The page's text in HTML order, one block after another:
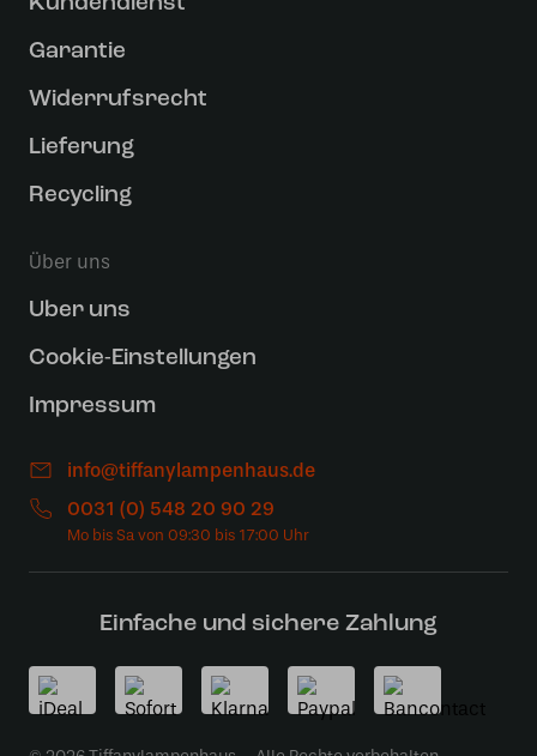
Garantie
Widerrufsrecht
Lieferung
Recycling
Über uns
Uber uns
Cookie-Einstellungen
Impressum
info@tiffanylampenhaus.de
0031 (0) 548 20 90 29
Einfache und sichere Zahlung